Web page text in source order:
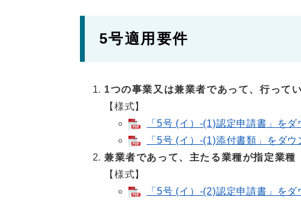
5号適用要件
1つの事業又は兼業者であって、行って
【様式】
「5号 (イ）-(1)認定申請書」を
「5号 (イ）-(1)添付書類」をダ
兼業者であって、主たる業種が指定業種
【様式】
「5号 (イ）-(2)認定申請書」を